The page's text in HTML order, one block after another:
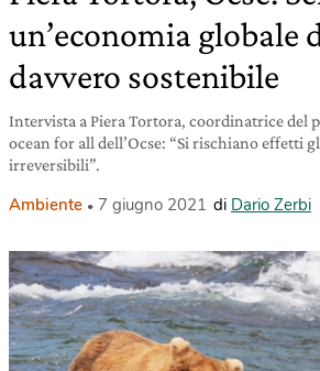
un’economia globale
davvero sostenibile
Intervista a Piera Tortora, coordinatrice del
ocean for all dell’Ocse: “Si rischiano effetti
irreversibili”.
Ambiente 7 giugno 2021 di Dario Zerbi